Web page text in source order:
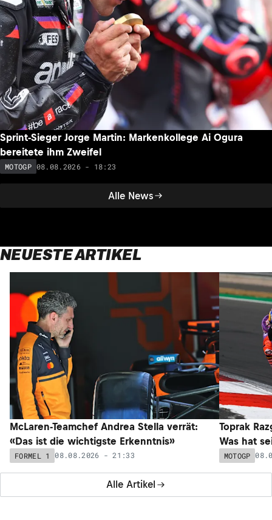
Alle News
Sprint-Sieger Jorge Martin: Markenkollege Ai Ogura
bereitete ihm Zweifel
MOTOGP 08.08.2026 - 18:23
NEUESTE ARTIKEL
Alle Artikel
McLaren-Teamchef Andrea Stella verrät:
«Das ist die wichtigste Erkenntnis»
FORMEL 1 08.08.2026 - 21:33
Toprak
Was hat
MOTOGP